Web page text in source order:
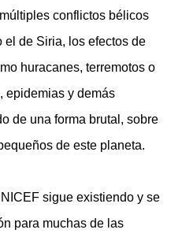
conflictos bélicos
el de Siria, los efectos de
huracanes, terremotos o
epidemias y demás
de una forma brutal, sobre
de este planeta.
sigue existiendo y se
para muchas de las